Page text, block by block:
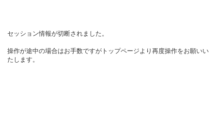
セッション情報が切断されました。
操作が途中の場合はお手数ですがトップページより再度操作をお願いい
たします。